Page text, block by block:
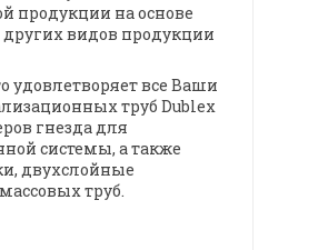
продукции на основе
видов продукции
удовлетворяет все Ваши
труб Dublex
гнезда для
системы, а также
двухслойные
труб.